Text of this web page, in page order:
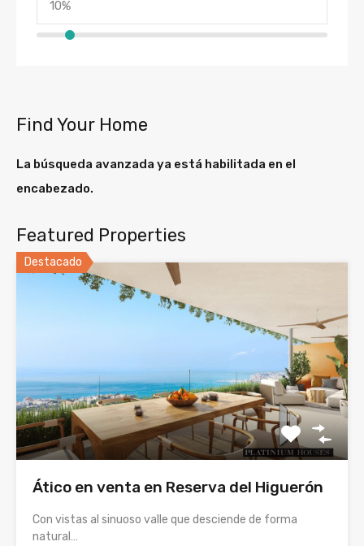
Find Your Home
La búsqueda avanzada ya está habilitada en el
encabezado.
Featured Properties
Destacado
Ático en venta en Reserva del Higuerón
Con vistas al sinuoso valle que desciende de forma
natural…